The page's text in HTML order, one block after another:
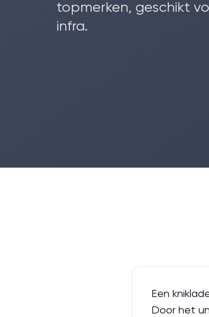
topmerken, geschikt
infra.
Een
Door het